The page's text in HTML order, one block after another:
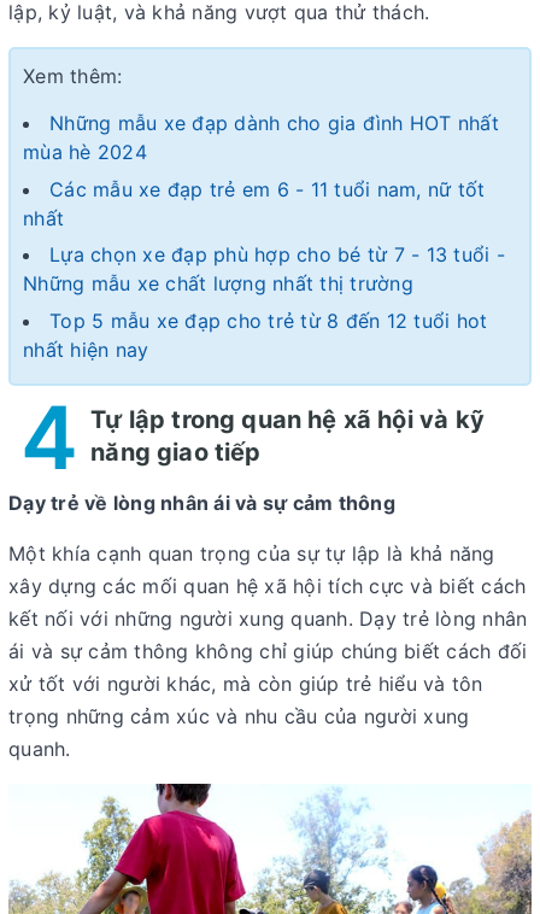
lập, kỷ luật, và khả năng vượt qua thử thách.
Xem thêm:
Những mẫu xe đạp dành cho gia đình HOT nhất
mùa hè 2024
Các mẫu xe đạp trẻ em 6 - 11 tuổi nam, nữ tốt
nhất
Lựa chọn xe đạp phù hợp cho bé từ 7 - 13 tuổi -
Những mẫu xe chất lượng nhất thị trường
Top 5 mẫu xe đạp cho trẻ từ 8 đến 12 tuổi hot
nhất hiện nay
4 Tự lập trong quan hệ xã hội và kỹ
năng giao tiếp
Dạy trẻ về lòng nhân ái và sự cảm thông
Một khía cạnh quan trọng của sự tự lập là khả năng
xây dựng các mối quan hệ xã hội tích cực và biết cách
kết nối với những người xung quanh. Dạy trẻ lòng nhân
ái và sự cảm thông không chỉ giúp chúng biết cách đối
xử tốt với người khác, mà còn giúp trẻ hiểu và tôn
trọng những cảm xúc và nhu cầu của người xung
quanh.